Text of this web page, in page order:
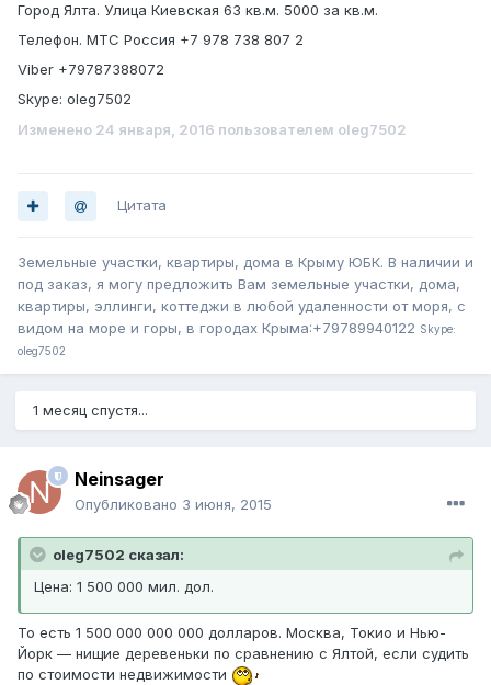
Город Ялта. Улица Киевская 63 кв.м. 5000 за кв.м.
Телефон. МТС Россия +7 978 738 807 2
Viber +79787388072
Skype: oleg7502
Изменено 24 января, 2016 пользователем oleg7502
Цитата
Земельные участки, квартиры, дома в Крыму ЮБК. В наличии и
под заказ, я могу предложить Вам земельные участки, дома,
квартиры, эллинги, коттеджи в любой удаленности от моря, с
видом на море и горы, в городах Крыма:+79789940122 Skype:
oleg7502
1 месяц спустя...
Neinsager
Опубликовано 3 июня, 2015
oleg7502 сказал:
Цена: 1 500 000 мил. дол.
То есть 1 500 000 000 000 долларов. Москва, Токио и Нью-
Йорк — нищие деревеньки по сравнению с Ялтой, если судить
по стоимости недвижимости